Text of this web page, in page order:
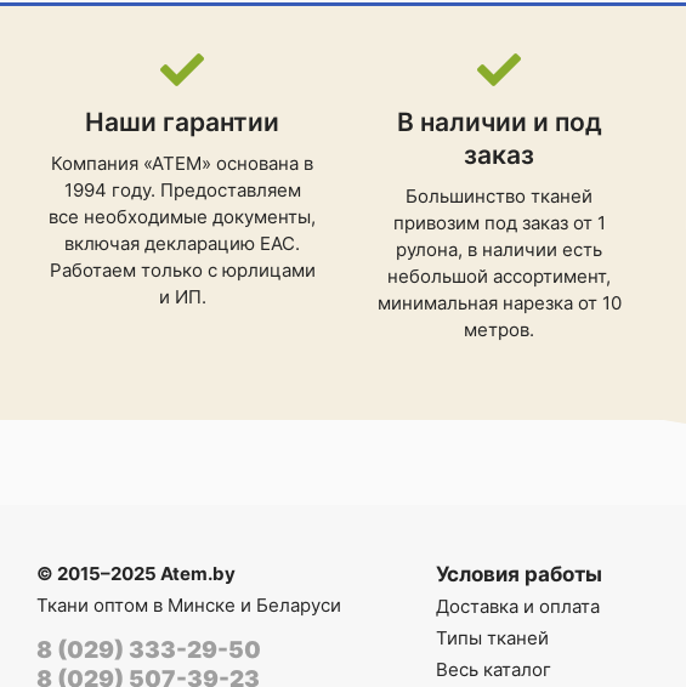
Наши гарантии
Компания «АТЕМ» основана в
1994 году. Предоставляем
все необходимые документы,
включая декларацию ЕАС.
Работаем только с юрлицами
и ИП.
В наличии и под
заказ
Большинство тканей
привозим под заказ от 1
рулона, в наличии есть
небольшой ассортимент,
минимальная нарезка от 10
метров.
© 2015–2025 Atem.by
Ткани оптом в Минске и Беларуси
8 (029) 333-29-50
8 (029) 507-39-23
Условия работы
Доставка и оплата
Типы тканей
Весь каталог